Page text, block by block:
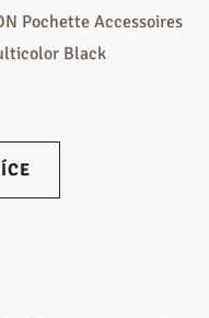
Pochette Accessoires
Black